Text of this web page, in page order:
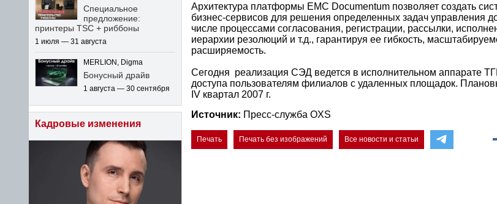
Архитектура платформы EMC Documentum позволяет создать
бизнес-сервисов для решения определенных задач управления
числе процессами согласования, регистрации, рассылки,
иерархии резолюций и т.д., гарантируя ее гибкость,
расширяемость.
Сегодня реализация СЭД ведется в исполнительном аппарате
доступа пользователям филиалов с удаленных площадок.
IV квартал 2007 г.
Источник: Пресс-служба OXS
Печать Печать без изображений Все новости и статьи
Специальное
предложение:
принтеры TSC + риббоны
1 июля — 31 августа
MERLION, Digma
Бонусный драйв
1 августа — 30 сентября
Кадровые изменения